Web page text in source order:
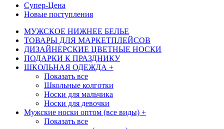
Супер-Цена
Новые поступления
МУЖСКОЕ НИЖНЕЕ БЕЛЬЕ
ТОВАРЫ ДЛЯ МАРКЕТПЛЕЙСОВ
ДИЗАЙНЕРСКИЕ ЦВЕТНЫЕ НОСКИ
ПОДАРКИ К ПРАЗДНИКУ
ШКОЛЬНАЯ ОДЕЖДА +
Показать все
Школьные колготки
Носки для мальчика
Носки для девочки
Мужские носки оптом (все виды) +
Показать все